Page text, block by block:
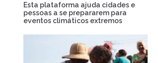
Esta plataforma ajuda cidades e
pessoas a se prepararem para
eventos climáticos extremos